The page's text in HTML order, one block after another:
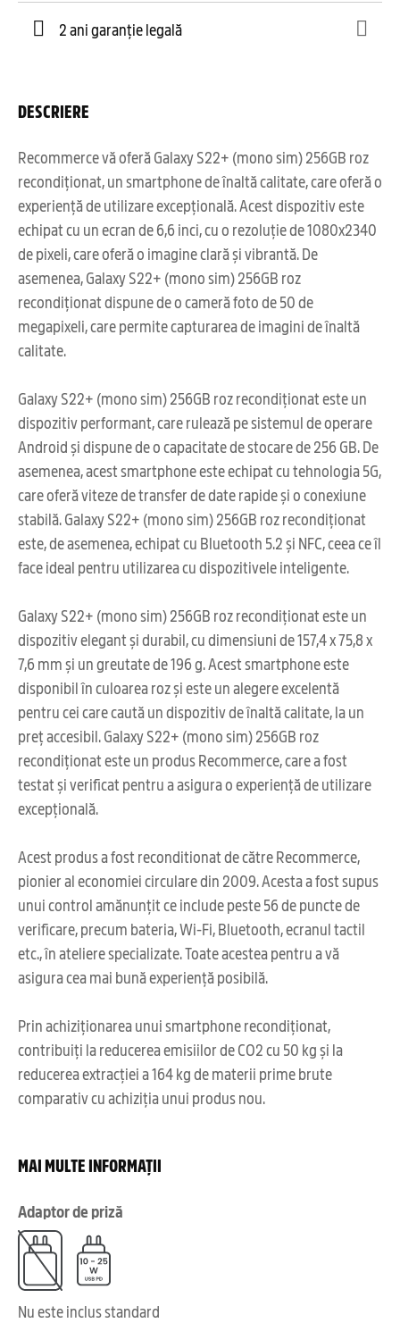
2 ani garanție legală
DESCRIERE
Recommerce vă oferă Galaxy S22+ (mono sim) 256GB roz
recondiționat, un smartphone de înaltă calitate, care oferă o
experiență de utilizare excepțională. Acest dispozitiv este
echipat cu un ecran de 6,6 inci, cu o rezoluție de 1080x2340
de pixeli, care oferă o imagine clară și vibrantă. De
asemenea, Galaxy S22+ (mono sim) 256GB roz
recondiționat dispune de o cameră foto de 50 de
megapixeli, care permite capturarea de imagini de înaltă
calitate.
Galaxy S22+ (mono sim) 256GB roz recondiționat este un
dispozitiv performant, care rulează pe sistemul de operare
Android și dispune de o capacitate de stocare de 256 GB. De
asemenea, acest smartphone este echipat cu tehnologia 5G,
care oferă viteze de transfer de date rapide și o conexiune
stabilă. Galaxy S22+ (mono sim) 256GB roz recondiționat
este, de asemenea, echipat cu Bluetooth 5.2 și NFC, ceea ce îl
face ideal pentru utilizarea cu dispozitivele inteligente.
Galaxy S22+ (mono sim) 256GB roz recondiționat este un
dispozitiv elegant și durabil, cu dimensiuni de 157,4 x 75,8 x
7,6 mm și un greutate de 196 g. Acest smartphone este
disponibil în culoarea roz și este un alegere excelentă
pentru cei care caută un dispozitiv de înaltă calitate, la un
preț accesibil. Galaxy S22+ (mono sim) 256GB roz
recondiționat este un produs Recommerce, care a fost
testat și verificat pentru a asigura o experiență de utilizare
excepțională.
Acest produs a fost reconditionat de către Recommerce,
pionier al economiei circulare din 2009. Acesta a fost supus
unui control amănunțit ce include peste 56 de puncte de
verificare, precum bateria, Wi-Fi, Bluetooth, ecranul tactil
etc., în ateliere specializate. Toate acestea pentru a vă
asigura cea mai bună experiență posibilă.
Prin achiziționarea unui smartphone recondiționat,
contribuiți la reducerea emisiilor de CO2 cu 50 kg și la
reducerea extracției a 164 kg de materii prime brute
comparativ cu achiziția unui produs nou.
MAI MULTE INFORMAȚII
Adaptor de priză
Nu este inclus standard